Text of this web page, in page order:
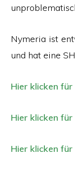
Nymeria ist
und hat eine
Hier klicken für
Hier klicken für
Hier klicken für